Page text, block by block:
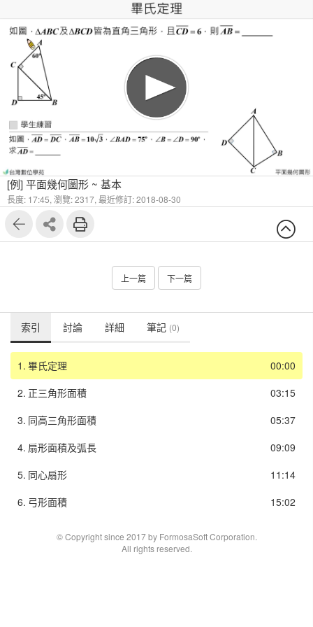
16
[例] 平面幾何圖形 ~ 基本
長度: 17:45, 瀏覽: 2317, 最近修訂: 2018-08-30
上一篇 下一篇
索引 討論 詳細 筆記 (0)
00:00
1. 畢氏定理
03:15
2. 正三角形面積
05:37
3. 同高三角形面積
09:09
4. 扇形面積及弧長
11:14
5. 同心扇形
15:02
6. 弓形面積
© Copyright since 2017 by FormosaSoft Corporation.
All rights reserved.